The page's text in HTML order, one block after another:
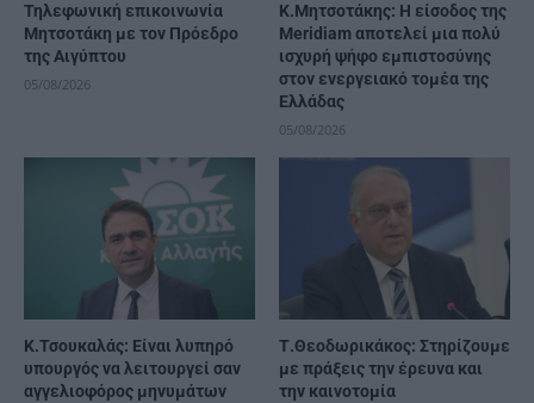
Τηλεφωνική επικοινωνία
Μητσοτάκη με τον Πρόεδρο
της Αιγύπτου
05/08/2026
K.Μητσοτάκης: Η είσοδος της
Meridiam αποτελεί μια πολύ
ισχυρή ψήφο εμπιστοσύνης
στον ενεργειακό τομέα της
Ελλάδας
05/08/2026
Κ.Τσουκαλάς: Είναι λυπηρό
υπουργός να λειτουργεί σαν
αγγελιοφόρος μηνυμάτων
Τ.Θεοδωρικάκος: Στηρίζουμε
με πράξεις την έρευνα και
την καινοτομία